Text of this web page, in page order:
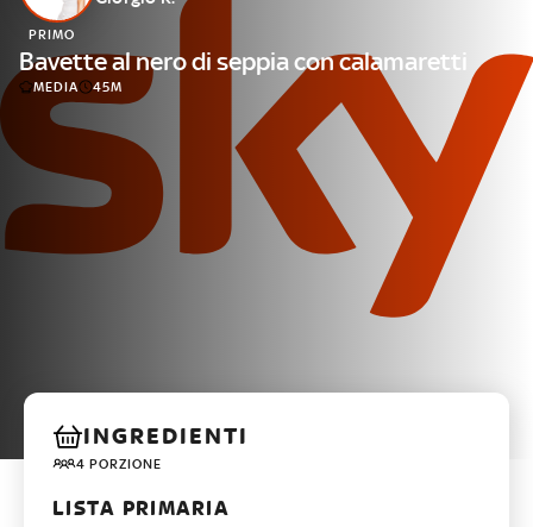
PROGRAMMI SKY
Un mondo di offerte:
SKY.IT
NOW
PRIMO
Bavette al nero di seppia con calamaretti
MEDIA 45M
INGREDIENTI
4 PORZIONE
LISTA PRIMARIA